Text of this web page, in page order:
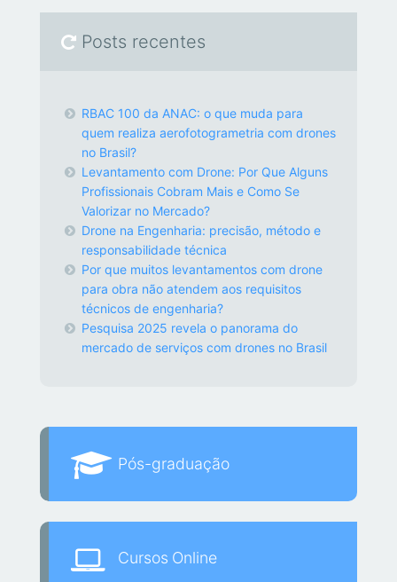
Posts recentes
RBAC 100 da ANAC: o que muda para
quem realiza aerofotogrametria com drones
no Brasil?
Levantamento com Drone: Por Que Alguns
Profissionais Cobram Mais e Como Se
Valorizar no Mercado?
Drone na Engenharia: precisão, método e
responsabilidade técnica
Por que muitos levantamentos com drone
para obra não atendem aos requisitos
técnicos de engenharia?
Pesquisa 2025 revela o panorama do
mercado de serviços com drones no Brasil
Pós-graduação
Cursos Online